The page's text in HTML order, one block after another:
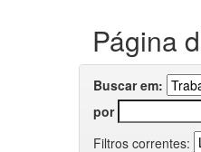
Página
Buscar em:
por
Filtros correntes: